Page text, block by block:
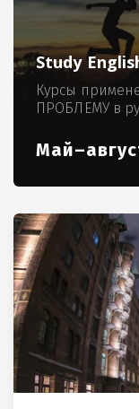
Study
Курсы
ПРОБЛЕМУ в